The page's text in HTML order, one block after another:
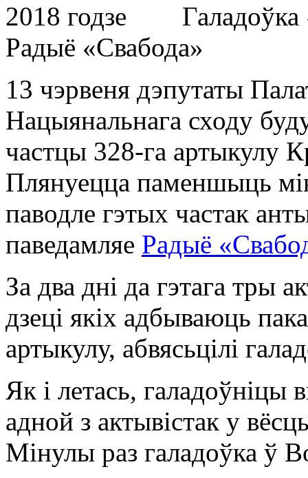
Радыё «Свабода»
13 чэрвеня дэпутаты
Нацыянальнага сходу
частцы 328-га артыкулу
Плянуецца паменшыць
паводле гэтых частак
паведамляе Радыё
За два дні да гэтага тры
дзеці якіх адбываюць
артыкулу, абвясьцілі
Як і летась, галадоўніцы
адной з актывістак у
Мінулы раз галадоўка ў